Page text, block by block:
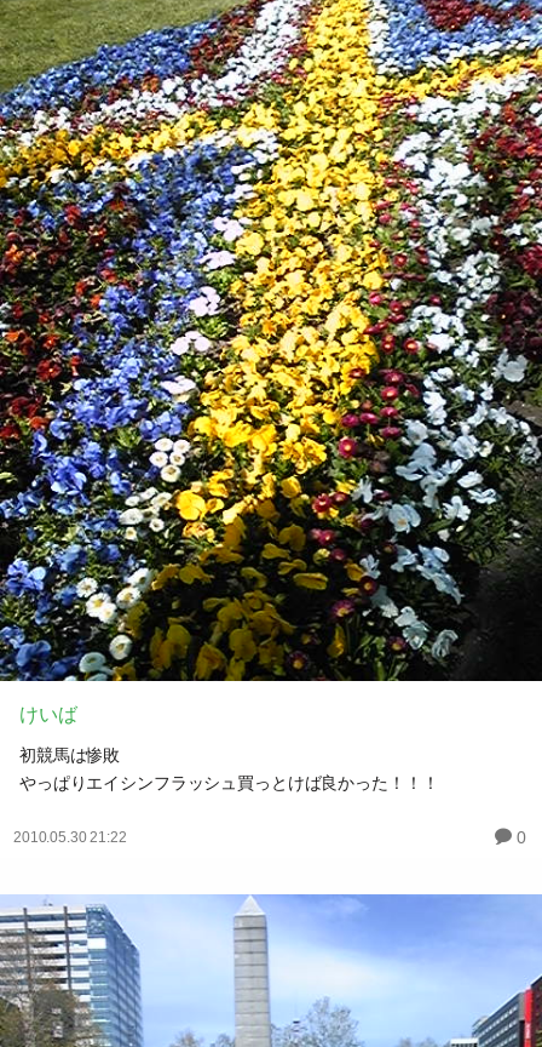
けいば
初競馬は惨敗
やっぱりエイシンフラッシュ買っとけば良かった！！！
2010.05.30 21:22 0